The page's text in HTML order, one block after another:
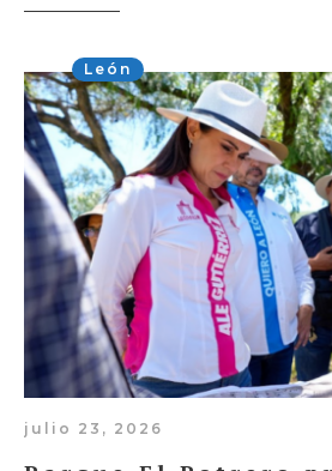
León
julio 23, 2026